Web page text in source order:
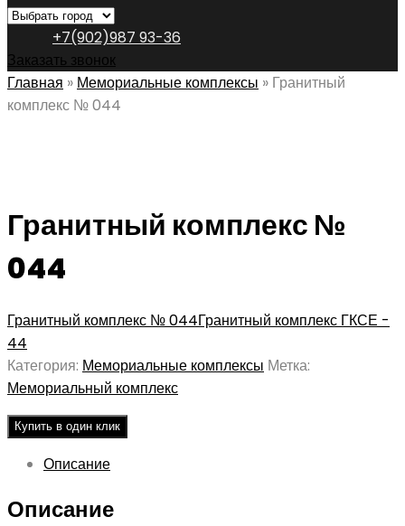
+7(902)987 93-36
Заказать звонок
Главная » Мемориальные комплексы » Гранитный
комплекс № 044
Гранитный комплекс №
044
Гранитный комплекс № 044Гранитный комплекс ГКСЕ -
44
Категория: Мемориальные комплексы Метка:
Мемориальный комплекс
Купить в один клик
Описание
Описание